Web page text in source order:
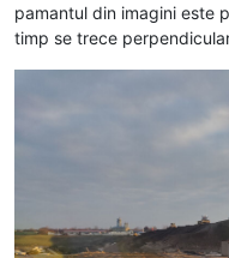
pamantul din imagini este
timp se trece